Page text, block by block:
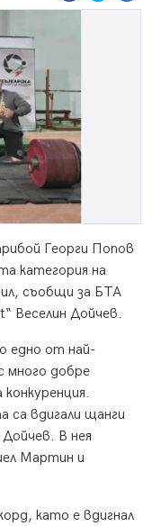
Георги Попов
категория на
съобщи за БТА
Веселин Дойчев.
едно от най-
много добре
са вдигали щанги
В нея
Мартин и
като е вдигнал